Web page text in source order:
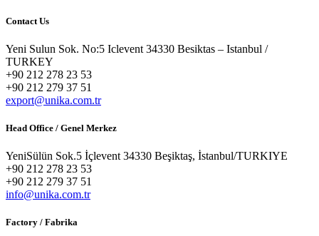
Contact Us
Yeni Sulun Sok. No:5 Iclevent 34330 Besiktas – Istanbul /
TURKEY
+90 212 278 23 53
+90 212 279 37 51
export@unika.com.tr
Head Office / Genel Merkez
YeniSülün Sok.5 İçlevent 34330 Beşiktaş, İstanbul/TURKIYE
+90 212 278 23 53
+90 212 279 37 51
info@unika.com.tr
Factory / Fabrika